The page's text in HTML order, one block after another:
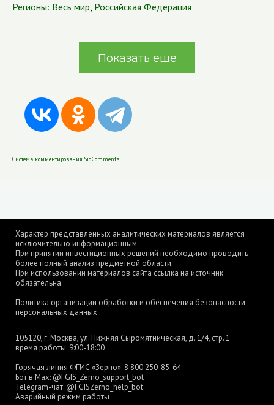
Регионы: Весь мир, Российская Федерация
Показать еще
Система комментирования SigComments
Характер представленных аналитических материалов является
исключительно информационным.
При принятии инвестиционных решений необходимо проводить
более полный анализ предметной области.
При использовании материалов сайта ссылка на источник
обязательна.
Политика организации обработки и обеспечения безопасности
персональных данных
105120, г. Москва, ул. Нижняя Сыромятническая, д. 1/4, стр. 1
время работы: 9:00-18:00
Горячая линия ФГИС «Зерно»: 8 800 250-85-64
Бот в Max: @FGIS_Zerno_support_bot
Telegram-чат: @FGISZerno_help_bot
Аварийный режим работы